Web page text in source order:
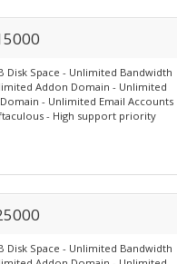
Disk Space - Unlimited Bandwidth
Addon Domain - Unlimited
- Unlimited Email Accounts
- High support priority
Disk Space - Unlimited Bandwidth